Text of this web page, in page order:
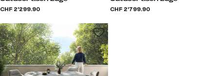
CHF 2’299.90 CHF 2’799.90